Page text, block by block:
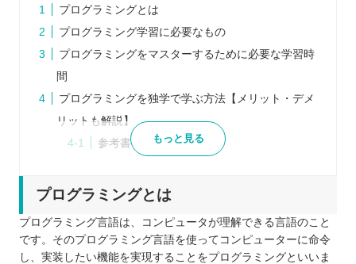
プログラミングとは
プログラミング学習に必要なもの
プログラミングをマスターするために必要な学習時
間
プログラミングを独学で学ぶ方法【メリット・デメ
リットも解説】
参考書や技術書
学習サイト
作りたいものや目標を決める
学ぶプログラミング言語を決めて学習する
もっと見る
プログラミングとは
プログラミング言語は、コンピュータが理解できる言語のこと
です。そのプログラミング言語を使ってコンピューターに命令
し、実装したい機能を実現することをプログラミングといいま